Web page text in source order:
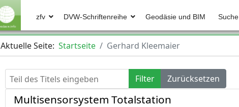
zfv DVW-Schriftenreihe Geodäsie und BIM Suche
Aktuelle Seite: Startseite Gerhard Kleemaier
Teil des Titels eingeben Filter Zurücksetzen
Multisensorsystem Totalstation